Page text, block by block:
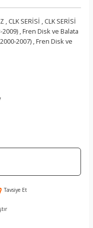
, CLK SERİSİ , CLK SERİSİ
2009) ,Fren Disk ve Balata
2007) ,Fren Disk ve
Tavsiye Et